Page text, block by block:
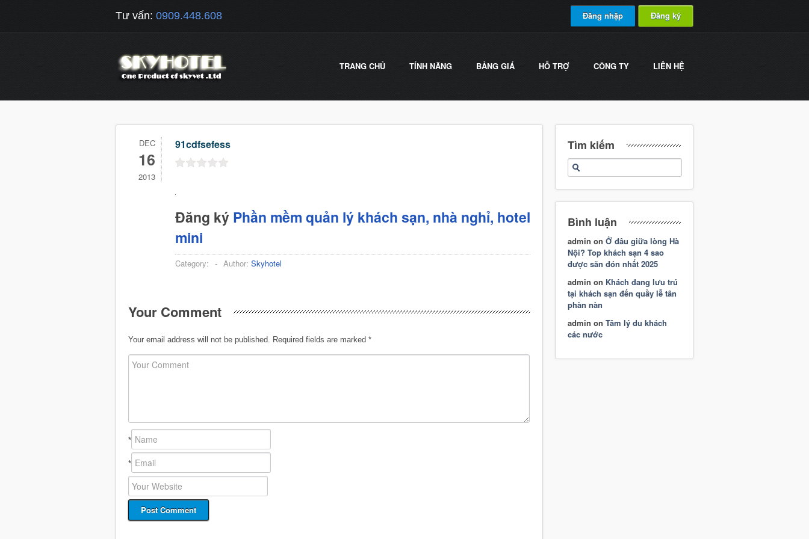
Tư vấn: 0909.448.608 Đăng nhập Đăng ký
TRANG CHỦ TÍNH NĂNG BẢNG GIÁ HỖ TRỢ CÔNG TY LIÊN HỆ
DEC
16
2013
91cdfsefess
Đăng ký Phần mềm quản lý khách sạn, nhà nghỉ, hotel
mini
Category: - Author: Skyhotel
Your Comment
Your email address will not be published. Required fields are marked *
*
*
Tìm kiếm
Bình luận
admin on Ở đâu giữa lòng Hà
Nội? Top khách sạn 4 sao
được săn đón nhất 2025
admin on Khách đang lưu trú
tại khách sạn đến quầy lễ tân
phàn nàn
admin on Tâm lý du khách
các nước